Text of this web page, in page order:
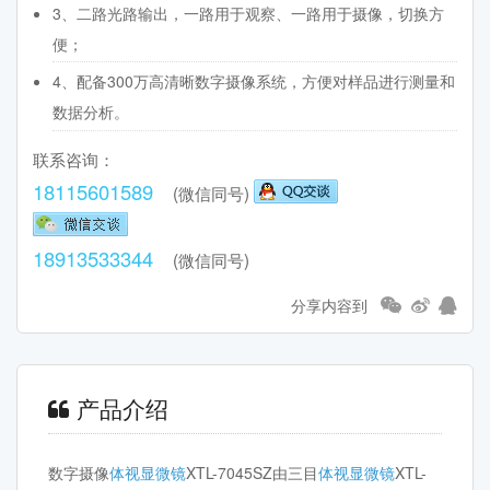
3、二路光路输出，一路用于观察、一路用于摄像，切换方
便；
4、配备300万高清晰数字摄像系统，方便对样品进行测量和
数据分析。
联系咨询：
18115601589 (微信同号)
18913533344 (微信同号)
分享内容到
产品介绍
数字摄像体视显微镜XTL-7045SZ由三目体视显微镜XTL-